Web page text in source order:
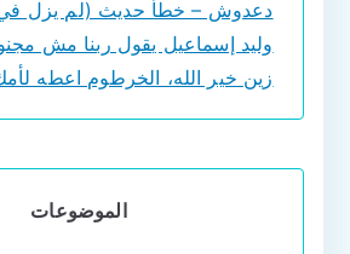
دعدوش – خطأ حديث (لم يزل
وليد إسماعيل يقول ربنا مش
زين خير الله، الخرطوم اعطه
الموضوعات